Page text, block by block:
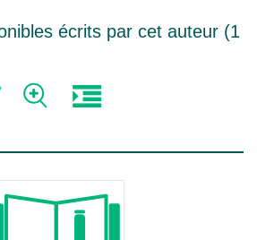
écrits par cet auteur (1